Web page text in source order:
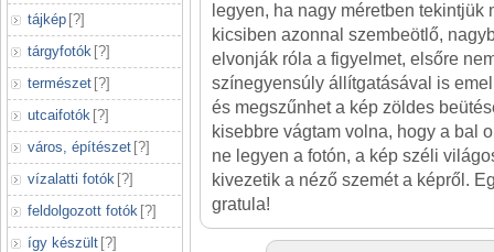
tájkép [?]
tárgyfotók [?]
természet [?]
utcaifotók [?]
város, építészet [?]
vízalatti fotók [?]
feldolgozott fotók [?]
így készült [?]
legyen, ha nagy méretben tekintjük
kicsiben azonnal szembeötlő,
elvonják róla a figyelmet, elsőre
színegyensúly állítgatásával is
és megszűnhet a kép zöldes
kisebbre vágtam volna, hogy a bal
ne legyen a fotón, a kép széli
kivezetik a néző szemét a képről.
gratula!